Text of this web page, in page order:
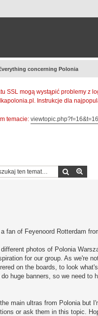
concerning Polonia
SSL mogą wystąpić problemy z
Instrukcje dla
temacie:
Szukaj
fan of Feyenoord Rotterdam
photos of Polonia
for our group. As we're
on the boards, to look
huge banners, so we need
main ultras from Polonia but
or ask them in this topic.